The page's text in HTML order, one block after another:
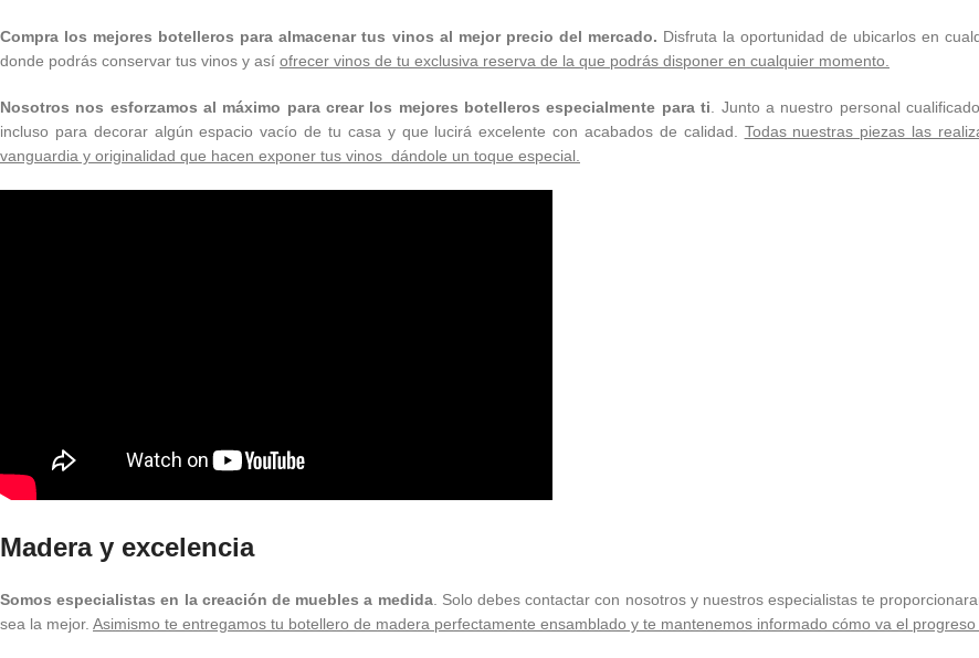
Compra los mejores botelleros para almacenar tus vinos al mejor precio del mercado. Disfruta la oportunidad de ubicarlos en
donde podrás conservar tus vinos y así ofrecer vinos de tu exclusiva reserva de la que podrás disponer en cualquier momento.
Nosotros nos esforzamos al máximo para crear los mejores botelleros especialmente para ti . Junto a nuestro personal
incluso para decorar algún espacio vacío de tu casa y que lucirá excelente con acabados de calidad. Todas nuestras piezas las
vanguardia y originalidad que hacen exponer tus vinos dándole un toque especial.
Madera y excelencia
Somos especialistas en la creación de muebles a medida. Solo debes contactar con nosotros y nuestros especialistas te
sea la mejor. Asimismo te entregamos tu botellero de madera perfectamente ensamblado y te mantenemos informado cómo va el